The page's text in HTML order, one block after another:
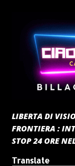
LIBERTA DI
FRONTIERA :
STOP 24 ORE
Translate